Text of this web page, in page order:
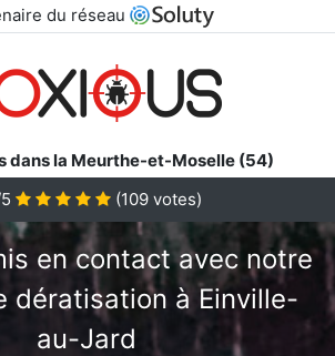
du réseau
dans la Meurthe-et-Moselle (54)
(109 votes)
en contact avec notre
dératisation à Einville-
au-Jard